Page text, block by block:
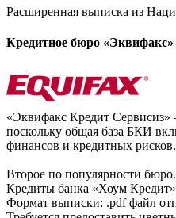
Расширенная выписка из
Кредитное бюро «Эквифакс»
«Эквифакс Кредит
поскольку общая база БКИ
финансов и кредитных рисков.
Второе по популярности бюро.
Кредиты банка «Хоум Кредит»
Формат выписки: .pdf файл